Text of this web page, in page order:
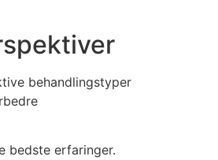
behandlingstyper
bedste erfaringer.